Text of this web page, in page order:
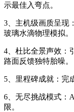
示最佳入弯点。
3、主机级画质呈现
玻璃水滴物理模拟。
4、杜比全景声效：
路面反馈独特胎噪。
5、里程碑成就：完
6、无尽挑战模式：
限。